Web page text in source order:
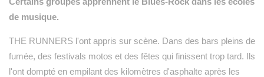
de musique.
THE RUNNERS l'ont appris sur scène. Dans des bars pleins de
fumée, des festivals motos et des fêtes qui finissent trop tard. Ils
l'ont dompté en empilant des kilomètres d'asphalte après les